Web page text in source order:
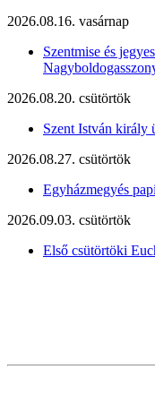
2026.08.16. vasárnap
Szentmise és
2026.08.20. csütörtök
Szent István király
2026.08.27. csütörtök
Egyházmegyés
2026.09.03. csütörtök
Első csütörtöki